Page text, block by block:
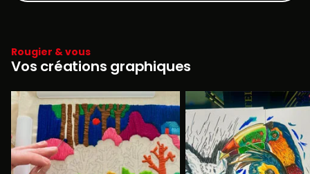
Rougier & vous
Vos créations graphiques